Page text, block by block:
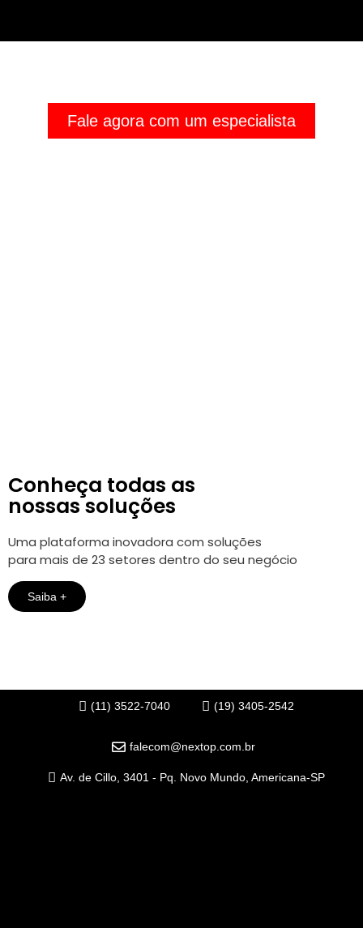
Fale agora com um especialista
Conheça todas as
nossas soluções
Uma plataforma inovadora com soluções
para mais de 23 setores dentro do seu negócio
Saiba +
(11) 3522-7040 (19) 3405-2542
falecom@nextop.com.br
Av. de Cillo, 3401 - Pq. Novo Mundo, Americana-SP